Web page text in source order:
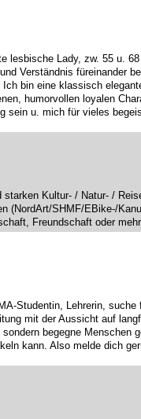
lesbische Lady, zw. 55 u.
Verständnis füreinander
bin eine klassisch
humorvollen loyalen
sein u. mich für vieles
Kultur- / Natur- /
(NordArt/SHMF/EBike-/
Freundschaft oder
Studentin, Lehrerin,
mit der Aussicht auf
begegne Menschen
kann. Also melde dich